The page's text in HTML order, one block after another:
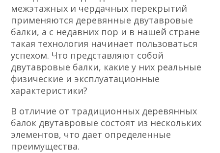
межэтажных и чердачных перекрытий
применяются деревянные двутавровые
балки, а с недавних пор и в нашей стране
такая технология начинает пользоваться
успехом. Что представляют собой
двутавровые балки, какие у них реальные
физические и эксплуатационные
характеристики?
В отличие от традиционных деревянных
балок двутавровые состоят из нескольких
элементов, что дает определенные
преимущества.